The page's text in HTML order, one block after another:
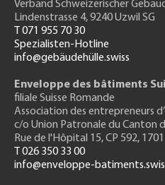
Verband Schweizerischer
Lindenstrasse 4, 9240 Uzwil SG
T 071 955 70 30
Spezialisten-Hotline
info@gebäudehülle.swiss
Enveloppe des bâtiments
filiale Suisse Romande
Association des entrepreneurs
c/o Union Patronale du Canton
Rue de l'Hôpital 15, CP 592,
T 026 350 33 00
info@enveloppe-